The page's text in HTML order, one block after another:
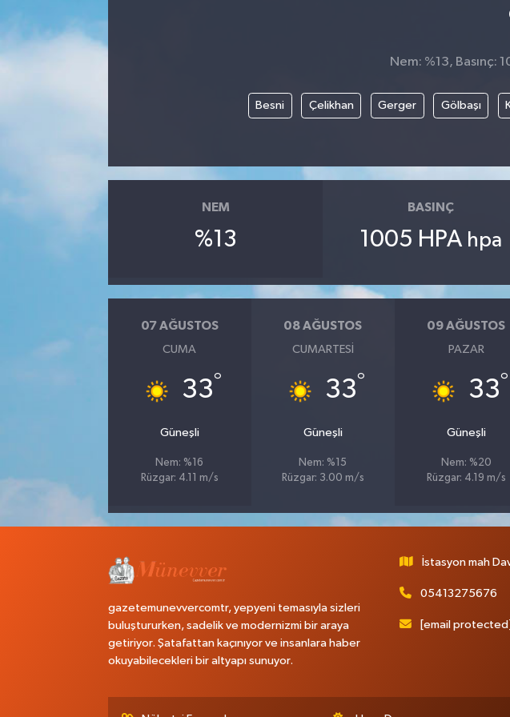
Nem: %13, Basınç:
Besni Çelikhan Gerger Gölbaşı
NEM
%13
BASINÇ
1005 HPA hpa
07 AĞUSTOS
CUMA
33°
Güneşli
Nem: %16
Rüzgar: 4.11 m/s
08 AĞUSTOS
CUMARTESI
33°
Güneşli
Nem: %15
Rüzgar: 3.00 m/s
09 AĞUSTOS
PAZAR
33°
Güneşli
Nem: %20
Rüzgar: 4.19 m/s
gazetemunevvercomtr, yepyeni temasıyla sizleri
buluştururken, sadelik ve modernizmi bir araya
getiriyor. Şatafattan kaçınıyor ve insanlara haber
okuyabilecekleri bir altyapı sunuyor.
İstasyon mah
05413275676
[email protected]